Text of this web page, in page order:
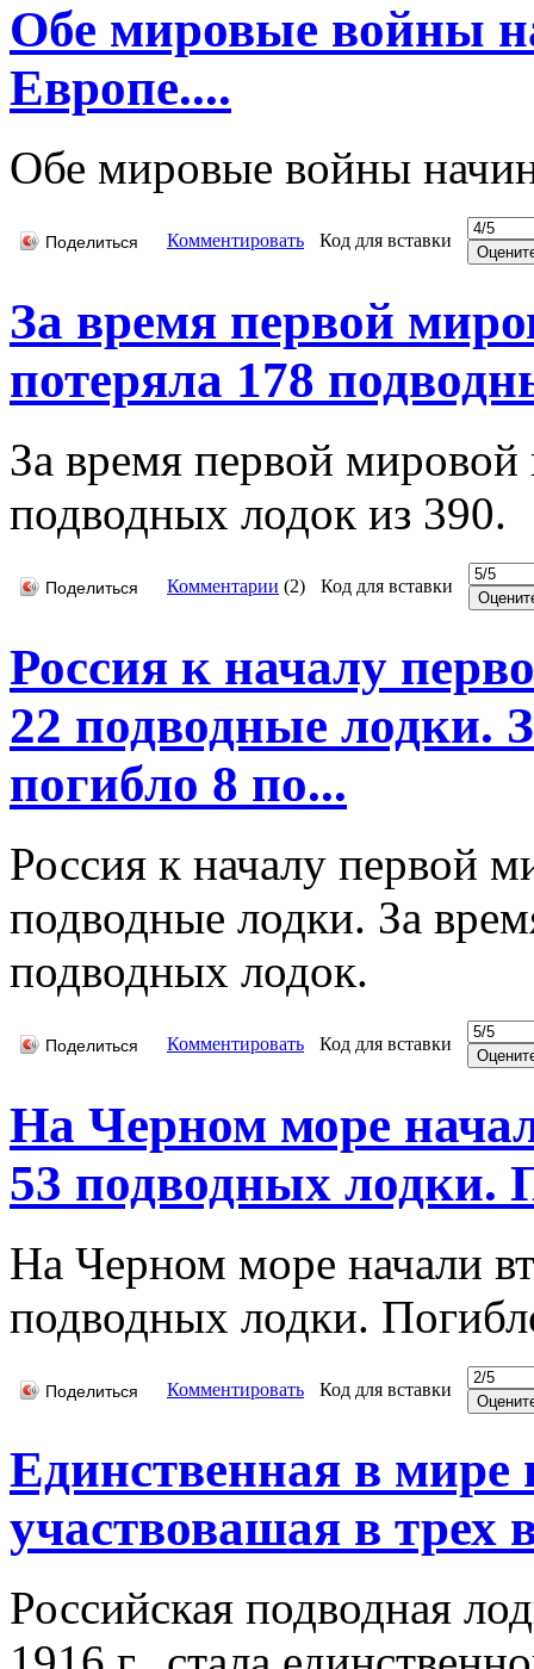
Обе мировые войны
Европе....
Обе мировые войны
Поделиться Комментировать Код для вставки
За время первой
потеряла 178
За время первой
подводных лодок из 390.
Поделиться Комментарии (2) Код для вставки
Россия к началу
22 подводные лодки.
погибло 8 по...
Россия к началу первой
подводные лодки. За
подводных лодок.
Поделиться Комментировать Код для вставки
На Черном море
53 подводных лодки.
На Черном море начали
подводных лодки.
Поделиться Комментировать Код для вставки
Единственная в мире
участвовашая в трех
Российская подводная